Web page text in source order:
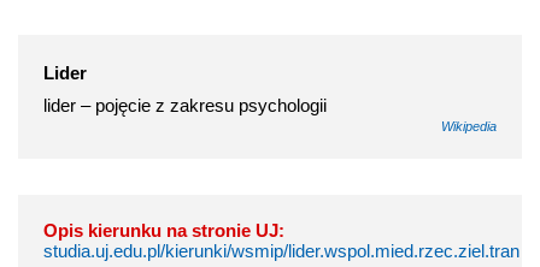
Lider
lider – pojęcie z zakresu psychologii
Wikipedia
Opis kierunku na stronie UJ:
studia.uj.edu.pl/kierunki/wsmip/lider.wspol.mied.rzec.ziel.tran